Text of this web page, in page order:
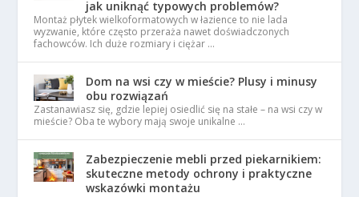
jak uniknąć typowych problemów?
Montaż płytek wielkoformatowych w łazience to nie lada
wyzwanie, które często przeraża nawet doświadczonych
fachowców. Ich duże rozmiary i ciężar …
Dom na wsi czy w mieście? Plusy i minusy
obu rozwiązań
Zastanawiasz się, gdzie lepiej osiedlić się na stałe – na wsi czy w
mieście? Oba te wybory mają swoje unikalne …
Zabezpieczenie mebli przed piekarnikiem:
skuteczne metody ochrony i praktyczne
wskazówki montażu